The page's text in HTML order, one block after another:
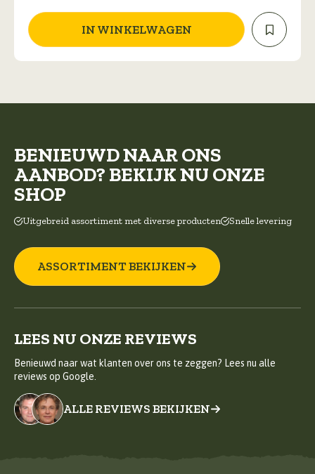
IN WINKELWAGEN
BENIEUWD NAAR ONS
AANBOD? BEKIJK NU ONZE
SHOP
Uitgebreid assortiment met diverse producten Snelle levering
ASSORTIMENT BEKIJKEN
LEES NU ONZE REVIEWS
Benieuwd naar wat klanten over ons te zeggen? Lees nu alle
reviews op Google.
ALLE REVIEWS BEKIJKEN